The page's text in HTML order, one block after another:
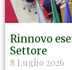
Rinnovo
Settore
8 Luglio 2026